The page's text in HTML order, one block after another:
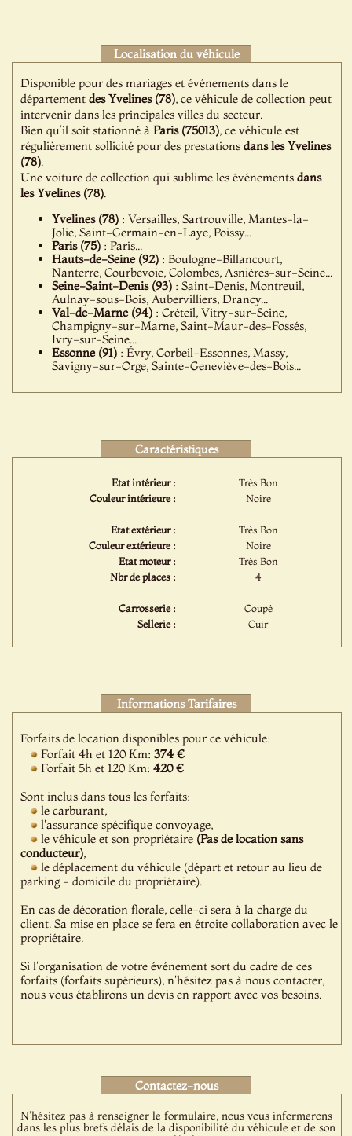
Localisation du véhicule
Disponible pour des mariages et événements dans le
départementdes Yvelines (78), ce véhicule de collection peut
intervenir dans les principales villes du secteur.
Bien qu’il soit stationné àParis (75013), ce véhicule est
régulièrement sollicité pour des prestationsdans les Yvelines
(78).
Une voiture de collection qui sublime les événementsdans
les Yvelines (78).
Yvelines (78) : Versailles, Sartrouville, Mantes-la-
Jolie, Saint-Germain-en-Laye, Poissy...
Paris (75) : Paris...
Hauts-de-Seine (92) : Boulogne-Billancourt,
Nanterre, Courbevoie, Colombes, Asnières-sur-Seine...
Seine-Saint-Denis (93) : Saint-Denis, Montreuil,
Aulnay-sous-Bois, Aubervilliers, Drancy...
Val-de-Marne (94) : Créteil, Vitry-sur-Seine,
Champigny-sur-Marne, Saint-Maur-des-Fossés,
Ivry-sur-Seine...
Essonne (91) : Évry, Corbeil-Essonnes, Massy,
Savigny-sur-Orge, Sainte-Geneviève-des-Bois...
Caractéristiques
Etat intérieur :
Très Bon
Couleur intérieure :
Noire
Etat extérieur :
Très Bon
Couleur extérieure :
Noire
Etat moteur :
Très Bon
Nbr de places :
4
Carrosserie :
Coupé
Sellerie :
Cuir
Informations Tarifaires
Forfaits de location disponibles pour ce véhicule:
Forfait 4h et 120 Km:374 €
Forfait 5h et 120 Km:420 €
Sont inclus dans tous les forfaits:
le carburant,
l'assurance spécifique convoyage,
le véhicule et son propriétaire (Pas de location sans
conducteur),
le déplacement du véhicule (départ et retour au lieu de
parking - domicile du propriétaire).
En cas de décoration florale, celle-ci sera à la charge du
client. Sa mise en place se fera en étroite collaboration avec le
propriétaire.
Si l'organisation de votre événement sort du cadre de ces
forfaits (forfaits supérieurs), n'hésitez pas à nous contacter,
nous vous établirons un devis en rapport avec vos besoins.
Contactez-nous
N'hésitez pas à renseigner le formulaire, nous vous informerons
dans les plus brefs délais de la disponibilité du véhicule et de son